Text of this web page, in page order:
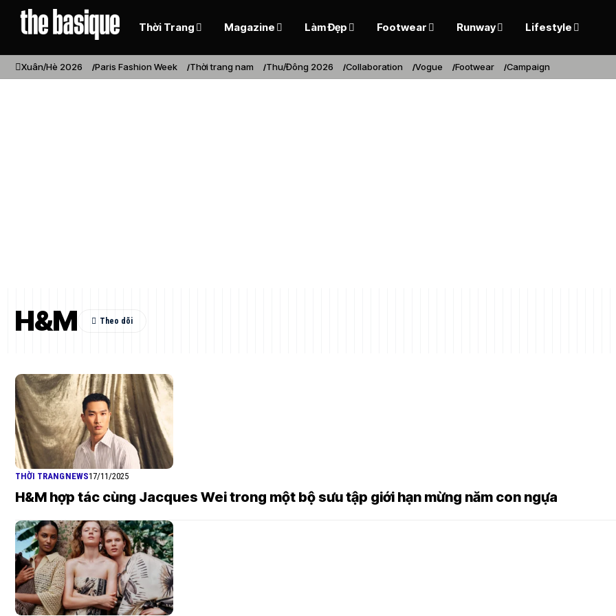
Thời Trang Magazine Làm Đẹp Footwear Runway Lifestyle
Xuân/Hè 2026 Paris Fashion Week Thời trang nam Thu/Đông 2026 Collaboration Vogue Footwear Campaign
H&M
THỜI TRANGNEWS17/11/2025
H&M hợp tác cùng Jacques Wei trong một bộ sưu tập giới hạn mừng năm con ngựa